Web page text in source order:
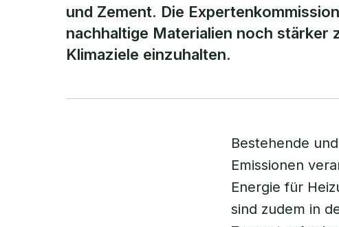
und Zement. Die
nachhaltige Materialien noch stärker
Klimaziele einzuhalten.
Bestehende
Emissionen
Energie für
sind zudem in